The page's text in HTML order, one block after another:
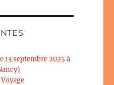
13 septembre 2025 à